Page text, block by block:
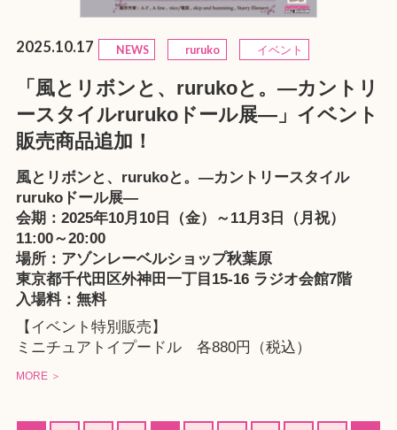
2025.10.17 NEWS ruruko イベント
「風とリボンと、rurukoと。—カントリ
ースタイルrurukoドール展—」イベント
販売商品追加！
風とリボンと、rurukoと。—カントリースタイル
rurukoドール展—
会期：2025年10月10日（金）～11月3日（月祝）
11:00～20:00
場所： アゾンレーベルショップ秋葉原
東京都千代田区外神田一丁目15-16 ラジオ会館7階
入場料：無料
【イベント特別販売】
ミニチュアトイプードル 各880円（税込）
MORE ＞